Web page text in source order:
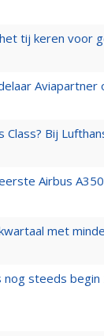
tij keren voor
Aviapartner
Class? Bij
Airbus
met
nog steeds